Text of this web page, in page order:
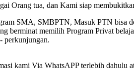
Orang tua, dan Kami siap
SMA, SMBPTN, Masuk PTN bisa
berminat memilih Program Privat
perkunjungan.
kami Via WhatsAPP terlebih dahulu